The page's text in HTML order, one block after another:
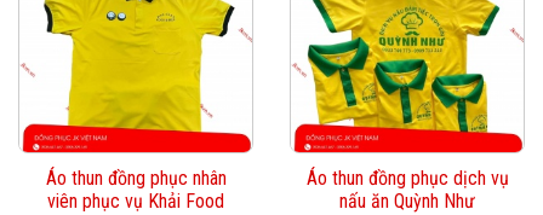
Áo thun đồng phục nhân
viên phục vụ Khải Food
Áo thun đồng phục dịch vụ
nấu ăn Quỳnh Như